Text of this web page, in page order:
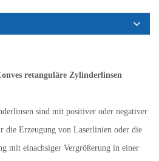
retanguläre Zylinderlinsen
sind mit positiver oder negativer
die Erzeugung von Laserlinien oder die
mit einachsiger Vergrößerung in einer